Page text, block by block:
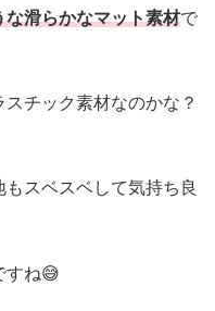
滑らかなマット素材で
チック素材なのかな？
スベスベして気持ち良
すね😅